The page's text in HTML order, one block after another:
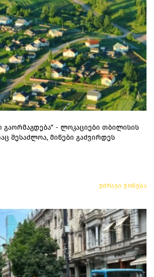
გაორმაგდება“ - ლოკაციები თბილისის
შესაძლოა, მიწები გაძვირდეს
უძრავი ქონება